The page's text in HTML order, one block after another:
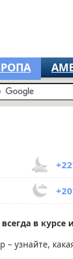
в курсе
– узнайте,